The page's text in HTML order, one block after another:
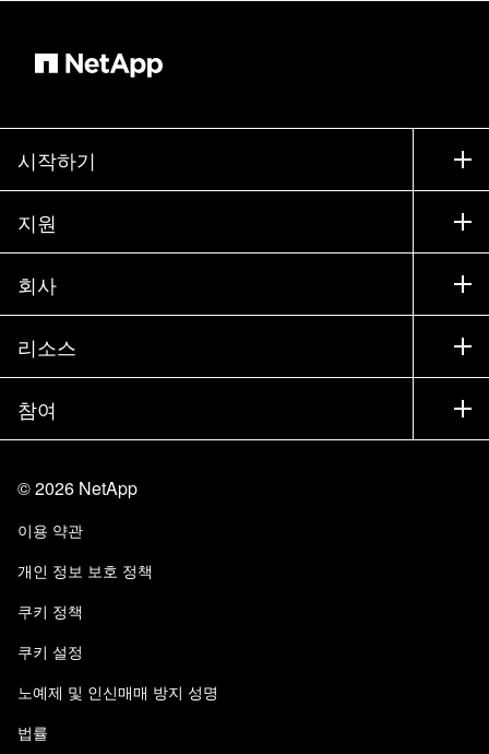
시작하기
구입 방법
세일즈 팀 연락처
파트너 찾기
경영진 브리핑
제품 소개
지원
지원
교육
설명서
커뮤니티
알아보기
회사
회사
파트너
채용
Trust Center
책임 및 지속가능성
품질 인증
NetApp Instaclustr
리소스
뉴스룸
이벤트
블로그
고객 경험
고객 사례
참여
사이트 피드백
액세스 가능성
이메일 구독
©2026 NetApp
이용 약관
개인 정보 보호 정책
쿠키 정책
쿠키 설정
노예제 및 인신매매 방지 성명
법률